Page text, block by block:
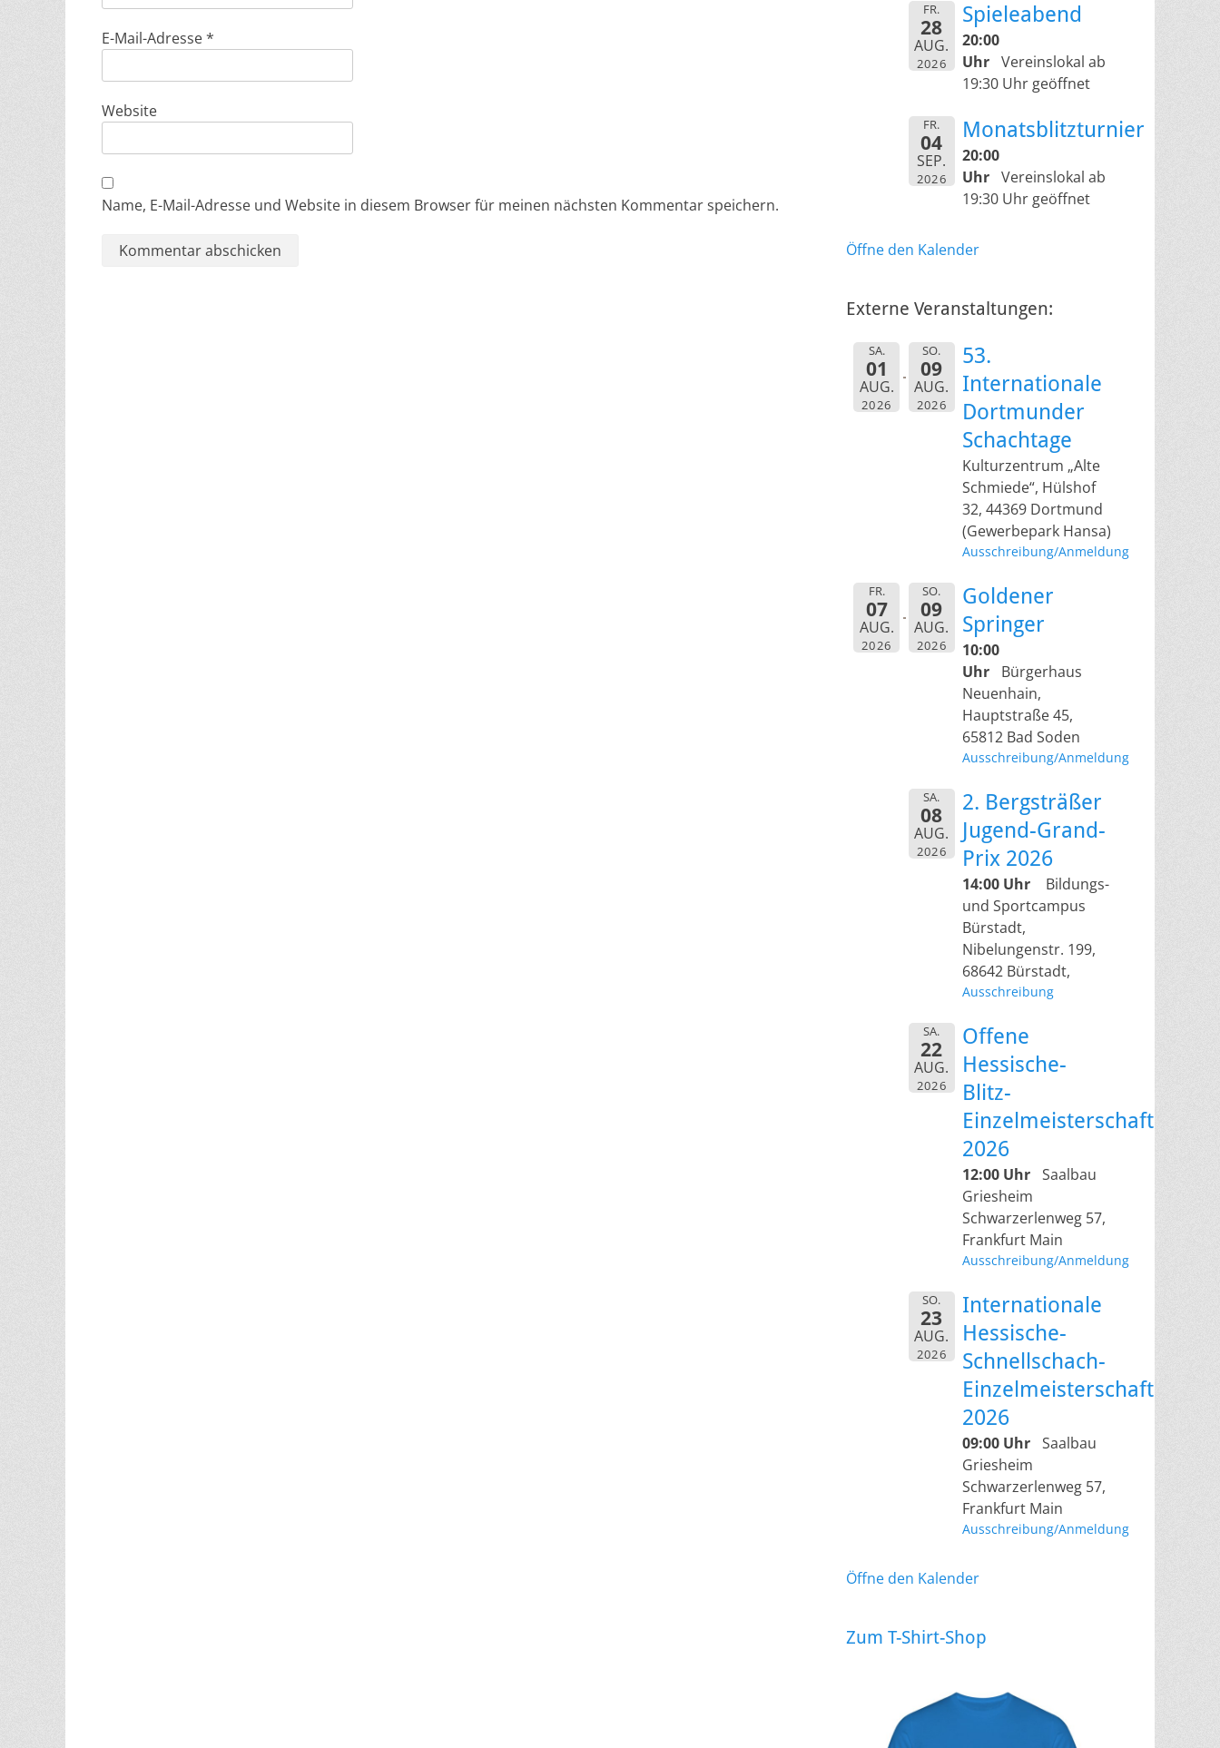
E-Mail-Adresse*
Website
Name, E-Mail-Adresse und Website in diesem Browser für meinen nächsten Kommentar speichern.
FR.
28
AUG.
2026
Spieleabend
20:00
Uhr Vereinslokal ab
19:30 Uhr geöffnet
FR.
04
SEP.
2026
Monatsblitzturnier
20:00
Uhr Vereinslokal ab
19:30 Uhr geöffnet
Öffne den Kalender
Externe Veranstaltungen:
SA.
01
AUG.
2026
SO.
09
AUG.
2026
53.
Internationale
Dortmunder
Schachtage
Kulturzentrum „Alte
Schmiede“, Hülshof
32, 44369 Dortmund
(Gewerbepark Hansa)
Ausschreibung/Anmeldung
FR.
07
AUG.
2026
SO.
09
AUG.
2026
Goldener
Springer
10:00
Uhr
Bürgerhaus
Neuenhain,
Hauptstraße 45,
65812 Bad Soden
Ausschreibung/Anmeldung
SA.
08
AUG.
2026
2. Bergsträßer
Jugend-Grand-
Prix 2026
14:00 Uhr
Bildungs-
und Sportcampus
Bürstadt,
Nibelungenstr. 199,
68642 Bürstadt,
Ausschreibung
SA.
22
AUG.
2026
Offene
Hessische-
Blitz-
Einzelmeisterschaft
2026
12:00 Uhr Saalbau
Griesheim
Schwarzerlenweg 57,
Frankfurt Main
Ausschreibung/Anmeldung
SO.
23
AUG.
2026
Internationale
Hessische-
Schnellschach-
Einzelmeisterschaft
2026
09:00 Uhr Saalbau
Griesheim
Schwarzerlenweg 57,
Frankfurt Main
Ausschreibung/Anmeldung
Öffne den Kalender
Zum T-Shirt-Shop